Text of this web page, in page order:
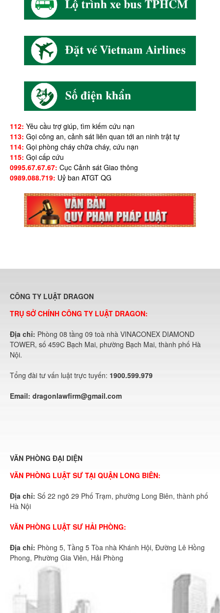
112: Yêu cầu trợ giúp, tìm kiếm cứu nạn
113: Gọi công an, cảnh sát liên quan tới an ninh trật tự
114: Gọi phòng cháy chữa cháy, cứu nạn
115: Gọi cấp cứu
0995.67.67.67: Cục Cảnh sát Giao thông
0989.088.719: Uỷ ban ATGT QG
CÔNG TY LUẬT DRAGON
TRỤ SỞ CHÍNH CÔNG TY LUẬT DRAGON:
Địa chỉ: Phòng 08 tầng 09 toà nhà VINACONEX DIAMOND
TOWER, số 459C Bạch Mai, phường Bạch Mai, thành phố Hà
Nội.
Tổng đài tư vấn luật trực tuyến: 1900.599.979
Email: dragonlawfirm@gmail.com
VĂN PHÒNG ĐẠI DIỆN
VĂN PHÒNG LUẬT SƯ TẠI QUẬN LONG BIÊN:
Địa chỉ: Số 22 ngõ 29 Phố Trạm, phường Long Biên, thành phố
Hà Nội
VĂN PHÒNG LUẬT SƯ HẢI PHÒNG:
Địa chỉ: Phòng 5, Tầng 5 Tòa nhà Khánh Hội, Đường Lê Hồng
Phong, Phường Gia Viên, Hải Phòng